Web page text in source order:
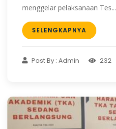
menggelar pelaksanaan Tes...
SELENGKAPNYA
Post By : Admin 232